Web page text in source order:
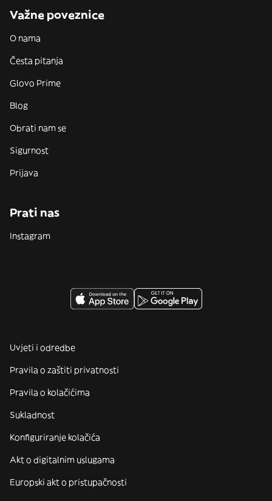
Važne poveznice
O nama
Česta pitanja
Glovo Prime
Blog
Obrati nam se
Sigurnost
Prijava
Prati nas
Instagram
Uvjeti i odredbe
Pravila o zaštiti privatnosti
Pravila o kolačićima
Sukladnost
Konfiguriranje kolačića
Akt o digitalnim uslugama
Europski akt o pristupačnosti